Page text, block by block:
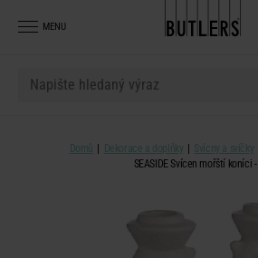
MENU
Domů Dekorace a doplňky Svícny a svíčky
SEASIDE Svícen mořští koníci